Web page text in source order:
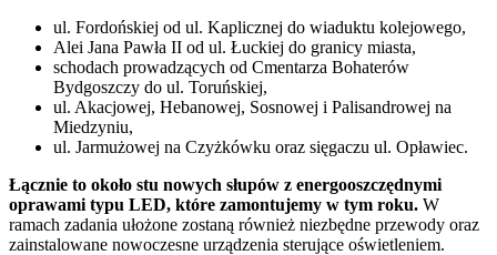
ul. Fordońskiej od ul. Kaplicznej do wiaduktu kolejowego,
Alei Jana Pawła II od ul. Łuckiej do granicy miasta,
schodach prowadzących od Cmentarza Bohaterów
Bydgoszczy do ul. Toruńskiej,
ul. Akacjowej, Hebanowej, Sosnowej i Palisandrowej na
Miedzyniu,
ul. Jarmużowej na Czyżkówku oraz sięgaczu ul. Opławiec.
Łącznie to około stu nowych słupów z energooszczędnymi
oprawami typu LED, które zamontujemy w tym roku. W
ramach zadania ułożone zostaną również niezbędne przewody oraz
zainstalowane nowoczesne urządzenia sterujące oświetleniem.